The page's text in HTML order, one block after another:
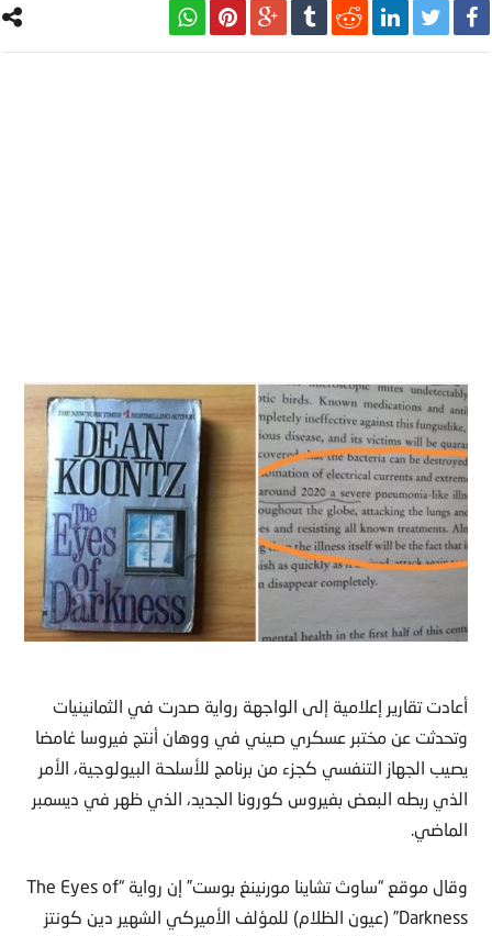
أعادت تقارير إعلامية إلى الواجهة رواية صدرت في الثمانينيات
وتحدثت عن مختبر عسكري صيني في ووهان أنتج فيروسا غامضا
يصيب الجهاز التنفسي كجزء من برنامج للأسلحة البيولوجية، الأمر
الذي ربطه البعض بفيروس كورونا الجديد، الذي ظهر في ديسمبر
الماضي.
وقال موقع “ساوث تشاينا مورنينغ بوست” إن رواية “The Eyes of
Darkness” (عيون الظلام) للمؤلف الأميركي الشهير دين كونتز